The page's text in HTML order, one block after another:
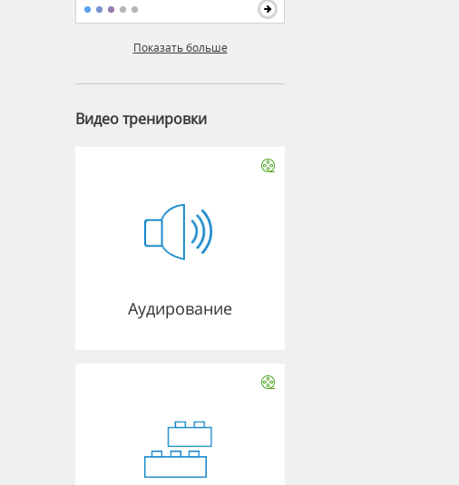
Показать больше
Видео тренировки
Аудирование